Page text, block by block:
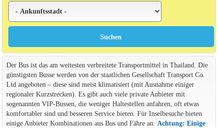
Der Bus ist das am weitesten verbreitete Transportmittel in Thailand. Die
günstigsten Busse werden von der staatlichen Gesellschaft Transport Co.
Ltd angeboten – diese sind meist klimatisiert (mit Ausnahme einiger
regionaler Kurzstrecken). Es gibt auch viele private Anbieter mit
sogenannten VIP-Bussen, die weniger Haltestellen anfahren, oft etwas
komfortabler sind und besseren Service bieten. Für Inselbesuche bieten
einige Anbieter Kombinationen aus Bus und Fähre an. Achtung: Einige